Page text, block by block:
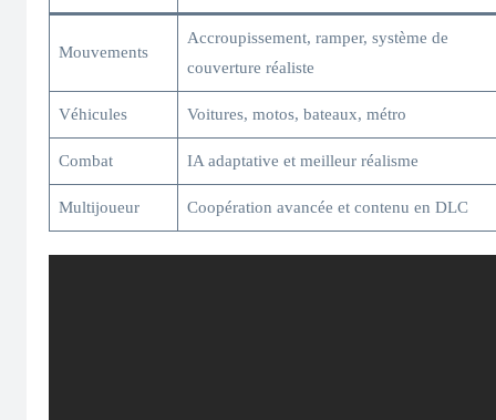
Mouvements
Accroupissement, ramper, système de
couverture réaliste
Véhicules Voitures, motos, bateaux, métro
Combat IA adaptative et meilleur réalisme
Multijoueur Coopération avancée et contenu en DLC